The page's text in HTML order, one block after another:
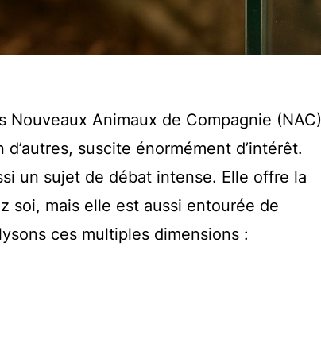
Animaux de Compagnie (NAC)
suscite énormément d’intérêt.
un sujet de débat intense. Elle offre la
soi, mais elle est aussi entourée de
ces multiples dimensions :